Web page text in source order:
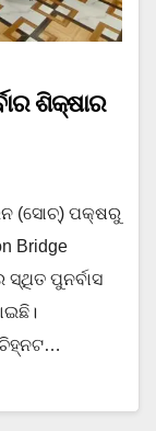
ଶିକ୍ଷାର
(ସୋଚ୍) ପକ୍ଷରୁ
Bridge
ପୁନର୍ବାସ